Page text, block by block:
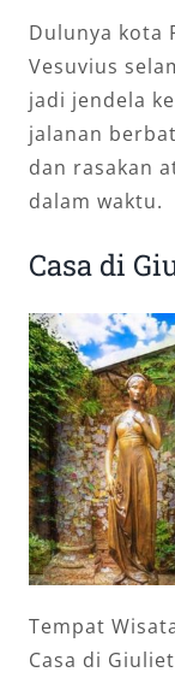
Dulunya kota
Vesuvius
jadi jendela
jalanan
dan rasakan
dalam waktu.
Casa di
Tempat
Casa di